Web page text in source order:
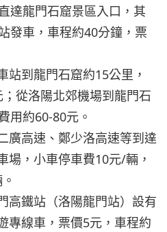
達龍門石窟景區入口，其
發車，車程約40分鐘，票
站到龍門石窟約15公里，
從洛陽北郊機場到龍門石
用約60-80元。
廣高速、鄭少洛高速等到達
場，小車停車費10元/輛，
高鐵站（洛陽龍門站）設有
專線車，票價5元，車程約